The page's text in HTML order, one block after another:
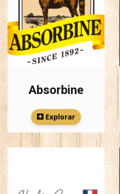
marcas
Absorbine
Explorar